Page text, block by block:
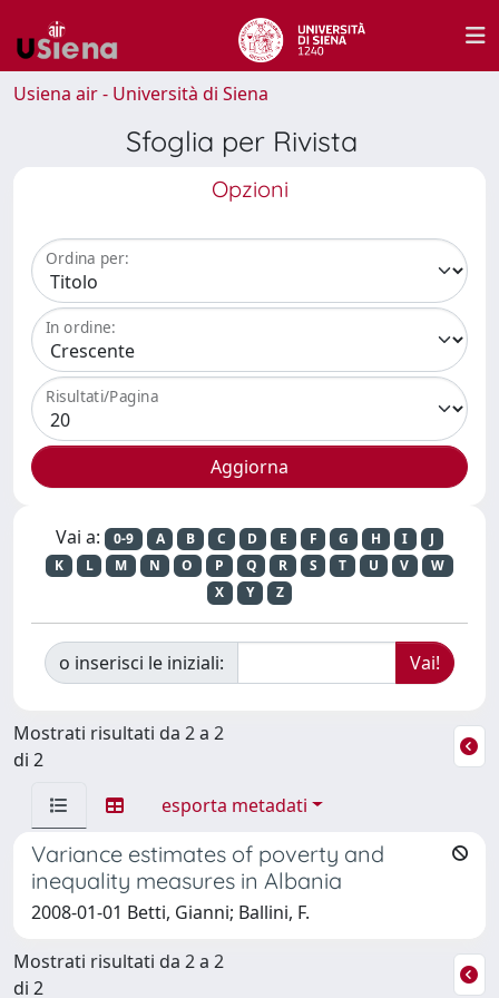
Usiena air - Università di Siena
Sfoglia per Rivista
Opzioni
Ordina per:
In ordine:
Risultati/Pagina
Vai a: 0-9 A B C D E F G H I
J
K
L M N O P Q R S T U V
W
X
Y Z
o inserisci le iniziali:
Mostrati risultati da 2 a 2
di 2
esporta metadati
Variance estimates of poverty and
inequality measures in Albania
2008-01-01 Betti, Gianni; Ballini, F.
Mostrati risultati da 2 a 2
di 2